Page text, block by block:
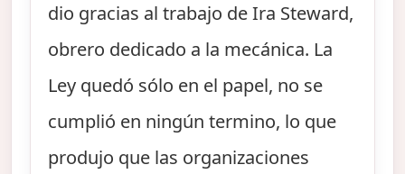
dio gracias al trabajo de Ira Steward,
obrero dedicado a la mecánica. La
Ley quedó sólo en el papel, no se
cumplió en ningún termino, lo que
produjo que las organizaciones